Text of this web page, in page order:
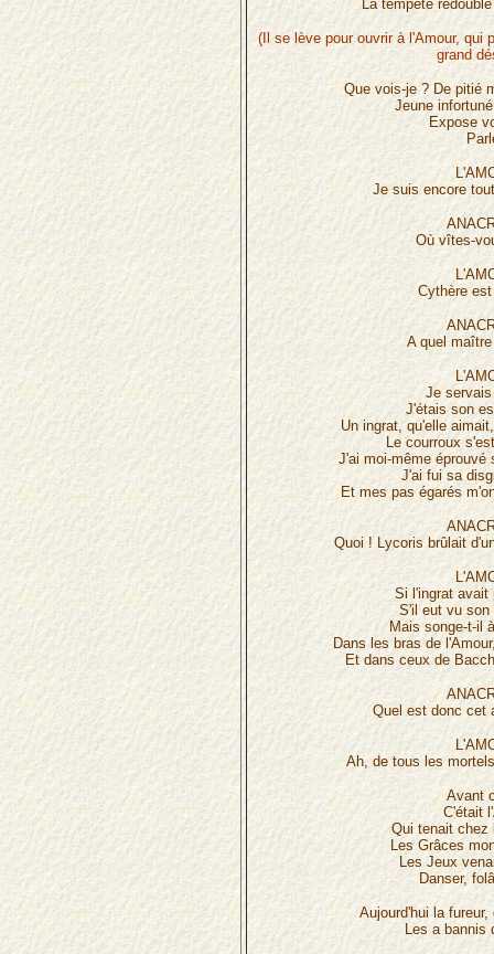
La tempête
(Il se lève pour ouvrir à l'Amour, qui
grand
Que vois-je ? De pitié
Jeune
Expose
Je suis encore
Où vîtes-
Cythère
A quel
Je
J'étais son
Un ingrat, qu'elle
Le courroux
J'ai moi-même
J'ai fui sa
Et mes pas égarés
Quoi ! Lycoris brûlait
Si l'ingrat avait
S'il eut vu
Mais songe-t-il
Dans les bras de
Et dans ceux de
Quel est donc cet
Ah, de tous les
Avant
C'était
Qui tenait chez
Les Grâces
Les Jeux
Danser,
Aujourd'hui la
Les a bannis